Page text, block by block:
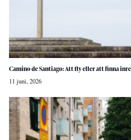
Camino de Santiago: Att fly eller att finna
11 juni, 2026